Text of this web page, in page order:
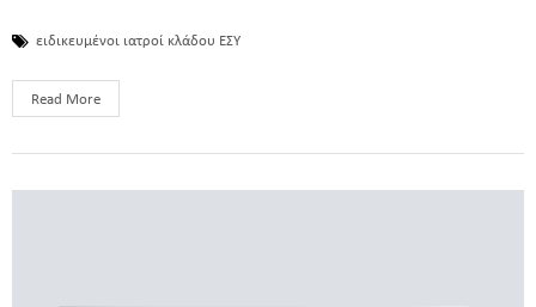
ειδικευμένοι ιατροί κλάδου ΕΣΥ
Read More